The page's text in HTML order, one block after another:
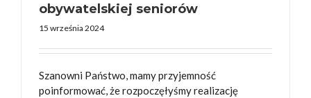
obywatelskiej seniorów
15 września 2024
Szanowni Państwo, mamy przyjemność
poinformować, że rozpoczęłyśmy realizację